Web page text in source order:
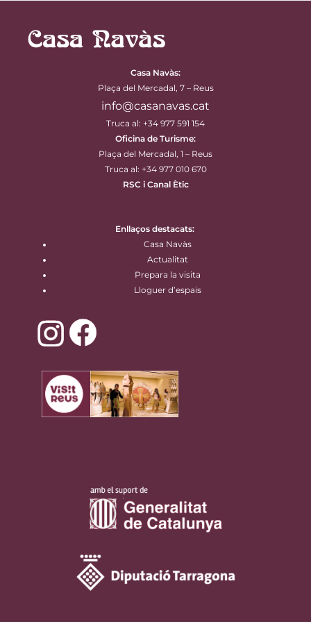
Casa Navàs:
Plaça del Mercadal, 7 – Reus
info@casanavas.cat
Truca al: +34 977 591 154
Oficina de Turisme:
Plaça del Mercadal, 1 – Reus
Truca al: +34 977 010 670
RSC i Canal Ètic
Enllaços destacats:
Casa Navàs
Actualitat
Prepara la visita
Lloguer d’espais